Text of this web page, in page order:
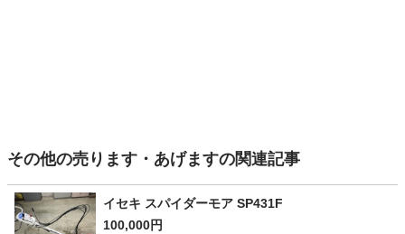
その他の売ります・あげますの関連記事
イセキ スパイダーモア SP431F
100,000円